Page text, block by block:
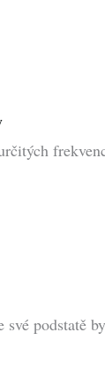
své